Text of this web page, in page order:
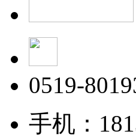
0519-
手机：